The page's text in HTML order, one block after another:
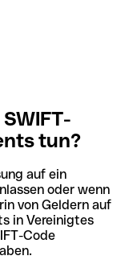
tun?
auf ein
oder wenn
von Geldern auf
in Vereinigtes
Code